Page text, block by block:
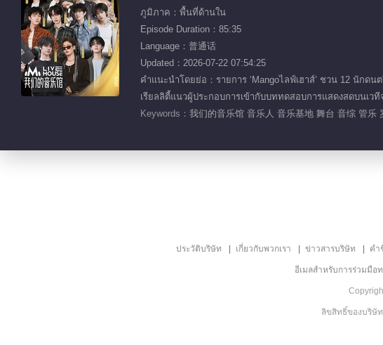
ภูมิภาค：พื้นที่ด้านใน
Episode Duration：85:35
Language：普通话
Updated：2026-07-22 07:54:25
คำแนะนำโดยย่อ：รายการ ‘Mangoไลฟ์เฮาส์’ ชวน 12 นัก
เรียลลิตี้แนวผู้ประกอบการเข้ากับบททดสอบการแสดงสดบนเวที
Keywords： 我们的音乐馆 音乐人 音乐基地 舞台 音综 管
ประวัติบริษัท เกี่ยวกับพวกเรา ข่าวสารบริษัท คำ
อีเมลสำหรับการร่วมมือ
ลิขสิทธิ์ของบริษัท